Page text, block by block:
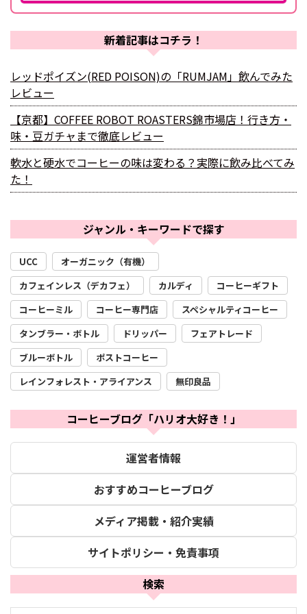
新着記事はコチラ！
レッドポイズン(RED POISON)の「RUMJAM」飲んでみた
レビュー
【京都】COFFEE ROBOT ROASTERS錦市場店！行き方・
味・豆ガチャまで徹底レビュー
軟水と硬水でコーヒーの味は変わる？実際に飲み比べてみ
た！
ジャンル・キーワードで探す
UCC
オーガニック（有機）
カフェインレス（デカフェ）
カルディ
コーヒーギフト
コーヒーミル
コーヒー専門店
スペシャルティコーヒー
タンブラー・ボトル
ドリッパー
フェアトレード
ブルーボトル
ポストコーヒー
レインフォレスト・アライアンス
無印良品
コーヒーブログ「ハリオ大好き！」
運営者情報
おすすめコーヒーブログ
メディア掲載・紹介実績
サイトポリシー・免責事項
検索